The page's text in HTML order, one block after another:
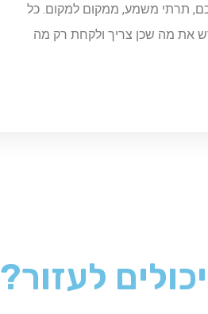
תרתי משמע, ממקום למקום. כל
את מה שכן צריך ולקחת רק מה
לעזור?